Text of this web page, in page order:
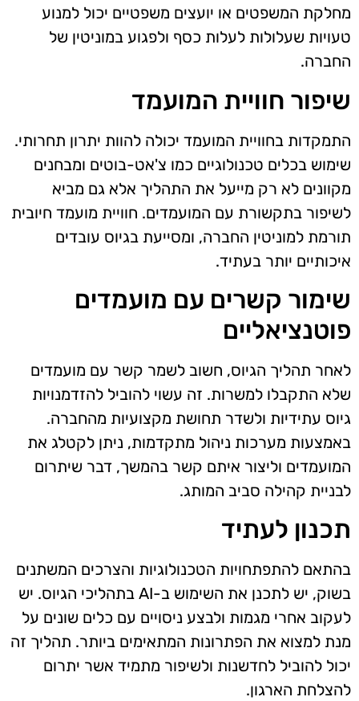
מחלקת המשפטים או יועצים משפטיים יכול למנוע
טעויות שעלולות לעלות כסף ולפגוע במוניטין של
החברה.
שיפור חוויית המועמד
התמקדות בחוויית המועמד יכולה להוות יתרון תחרותי.
שימוש בכלים טכנולוגיים כמו צ'אט-בוטים ומבחנים
מקוונים לא רק מייעל את התהליך אלא גם מביא
לשיפור בתקשורת עם המועמדים. חוויית מועמד חיובית
תורמת למוניטין החברה, ומסייעת בגיוס עובדים
איכותיים יותר בעתיד.
שימור קשרים עם מועמדים
פוטנציאליים
לאחר תהליך הגיוס, חשוב לשמר קשר עם מועמדים
שלא התקבלו למשרות. זה עשוי להוביל להזדמנויות
גיוס עתידיות ולשדר תחושת מקצועיות מהחברה.
באמצעות מערכות ניהול מתקדמות, ניתן לקטלג את
המועמדים וליצור איתם קשר בהמשך, דבר שיתרום
לבניית קהילה סביב המותג.
תכנון לעתיד
בהתאם להתפתחויות הטכנולוגיות והצרכים המשתנים
בשוק, יש לתכנן את השימוש ב-AI בתהליכי הגיוס. יש
לעקוב אחרי מגמות ולבצע ניסויים עם כלים שונים על
מנת למצוא את הפתרונות המתאימים ביותר. תהליך זה
יכול להוביל לחדשנות ולשיפור מתמיד אשר יתרום
להצלחת הארגון.